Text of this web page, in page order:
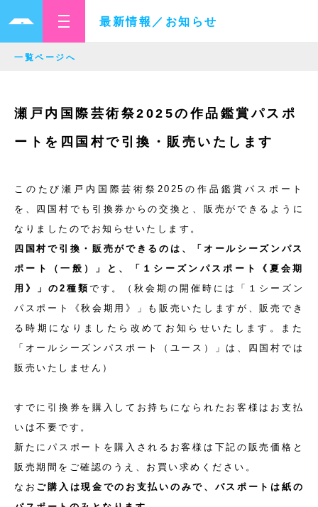
最新情報／お知らせ
一覧ページへ
瀬戸内国際芸術祭2025の作品鑑賞パスポ
ートを四国村で引換・販売いたします
このたび瀬戸内国際芸術祭2025の作品鑑賞パスポート
を、四国村でも引換券からの交換と、販売ができるように
なりましたのでお知らせいたします。
四国村で引換・販売ができるのは、「オールシーズンパス
ポート（一般）」と、「１シーズンパスポート《夏会期
用》」の2種類です。（秋会期の開催時には「１シーズン
パスポート《秋会期用》」も販売いたしますが、販売でき
る時期になりましたら改めてお知らせいたします。また
「オールシーズンパスポート（ユース）」は、四国村では
販売いたしません）
すでに引換券を購入してお持ちになられたお客様はお支払
いは不要です。
新たにパスポートを購入されるお客様は下記の販売価格と
販売期間をご確認のうえ、お買い求めください。
なお ご購入は現金でのお支払いのみで、パスポートは紙の